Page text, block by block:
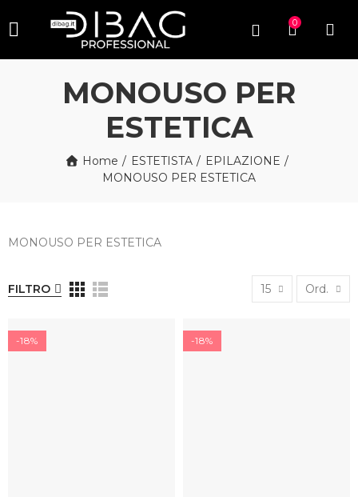
0
MONOUSO PER
ESTETICA
Home ESTETISTA
EPILAZIONE
MONOUSO PER ESTETICA
MONOUSO PER ESTETICA
FILTRO 15 Ord.
-18% -18%